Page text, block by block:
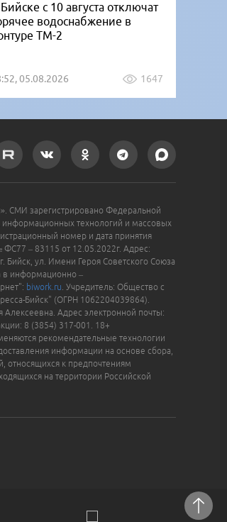
с 10 августа отключат
водоснабжение в
ТМ-2
05.08.2026 1647
СМИ зарегистрировано Федеральной
технологий и массовых
номер и дата принятия
– 83115 от 12.05.2022г. Адрес:
Бийск, ул. Имени Героя Советского Союза
в информационно –
biwork.ru . Учредитель: Общество с
Бийск" (ОГРН 1062204039864).
Алексеевна. Адрес электронной почты:
8 (3854) 317-001. 18+
рекомендательные технологии
информации на основе сбора,
относящихся к предпочтениям
на территории Российской